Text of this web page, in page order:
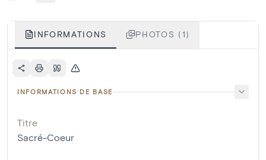
INFORMATIONS PHOTOS (1)
INFORMATIONS DE BASE
Titre
Sacré-Coeur